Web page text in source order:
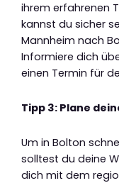
ihrem erfahrenen
kannst du sicher
Mannheim nach
Informiere dich
einen Termin für
Tipp 3: Plane
Um in Bolton
solltest du deine
dich mit dem